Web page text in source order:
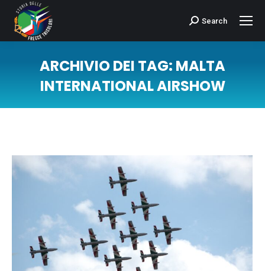
Cerca:Search
ARCHIVIO DEI TAG: MALTA
INTERNATIONAL AIRSHOW